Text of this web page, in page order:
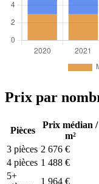
Prix par
Pièces
Prix médian /
m²
3 pièces 2 676 €
4 pièces 1 488 €
5+
1 964 €